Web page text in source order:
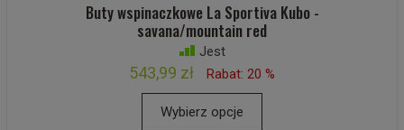
Buty wspinaczkowe La Sportiva Kubo -
savana/mountain red
Jest
543,99 zł Rabat: 20 %
Wybierz opcje